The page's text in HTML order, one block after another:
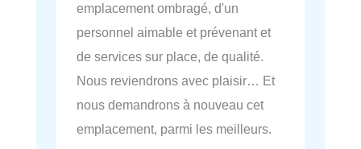
emplacement ombragé, d'un
personnel aimable et prévenant et
de services sur place, de qualité.
Nous reviendrons avec plaisir… Et
nous demandrons à nouveau cet
emplacement, parmi les meilleurs.